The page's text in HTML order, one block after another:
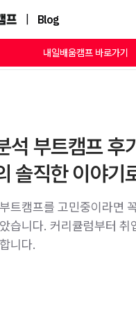
Blog
내일배움캠프 바로가기
석 부트캠프 후
솔직한 이야기
트캠프를 고민중이라면
습니다. 커리큘럼부터 취
니다.